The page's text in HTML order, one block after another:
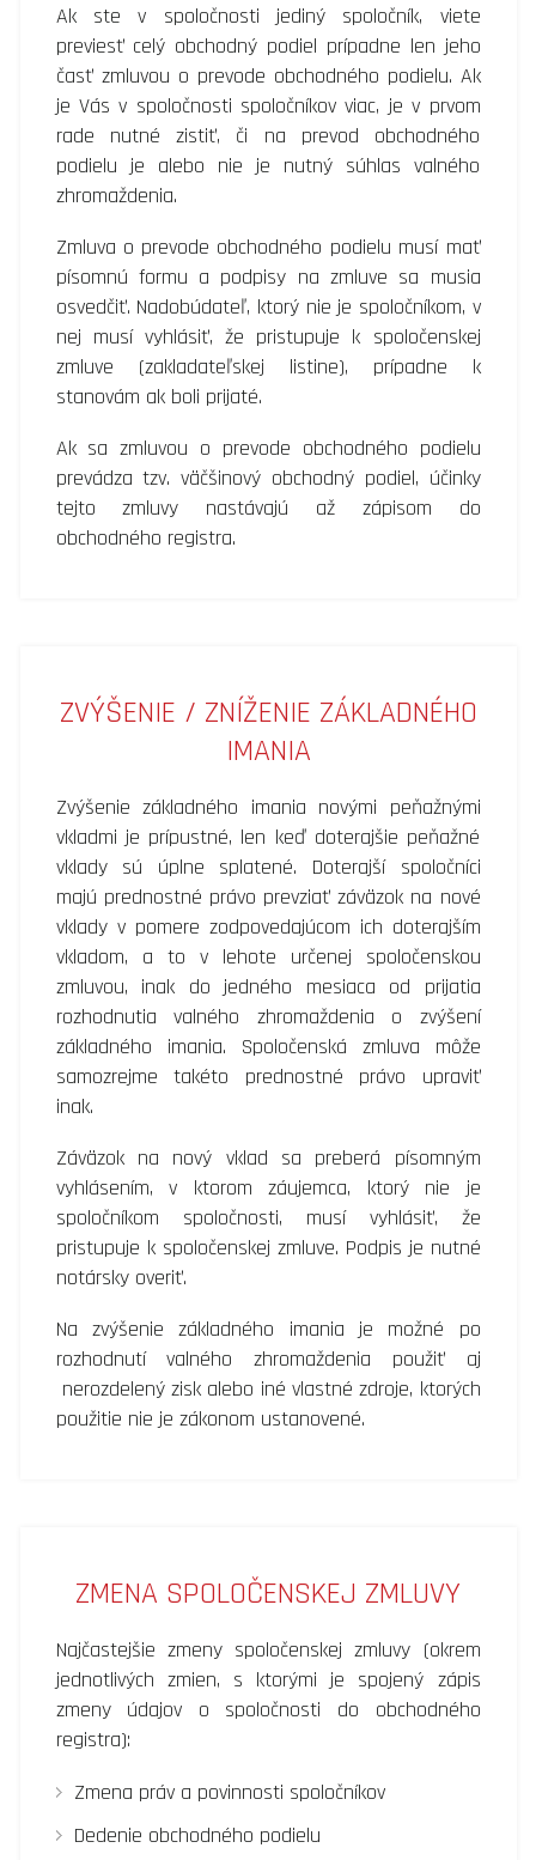
Ak ste v spoločnosti jediný spoločník, viete
previesť celý obchodný podiel prípadne len jeho
časť zmluvou o prevode obchodného podielu. Ak
je Vás v spoločnosti spoločníkov viac, je v prvom
rade nutné zistiť, či na prevod obchodného
podielu je alebo nie je nutný súhlas valného
zhromaždenia.
Zmluva o prevode obchodného podielu musí mať
písomnú formu a podpisy na zmluve sa musia
osvedčiť. Nadobúdateľ, ktorý nie je spoločníkom, v
nej musí vyhlásiť, že pristupuje k spoločenskej
zmluve (zakladateľskej listine), prípadne k
stanovám ak boli prijaté.
Ak sa zmluvou o prevode obchodného podielu
prevádza tzv. väčšinový obchodný podiel, účinky
tejto zmluvy nastávajú až zápisom do
obchodného registra.
ZVÝŠENIE / ZNÍŽENIE ZÁKLADNÉHO
IMANIA
Zvýšenie základného imania novými peňažnými
vkladmi je prípustné, len keď doterajšie peňažné
vklady sú úplne splatené. Doterajší spoločníci
majú prednostné právo prevziať záväzok na nové
vklady v pomere zodpovedajúcom ich doterajším
vkladom, a to v lehote určenej spoločenskou
zmluvou, inak do jedného mesiaca od prijatia
rozhodnutia valného zhromaždenia o zvýšení
základného imania. Spoločenská zmluva môže
samozrejme takéto prednostné právo upraviť
inak.
Záväzok na nový vklad sa preberá písomným
vyhlásením, v ktorom záujemca, ktorý nie je
spoločníkom spoločnosti, musí vyhlásiť, že
pristupuje k spoločenskej zmluve. Podpis je nutné
notársky overiť.
Na zvýšenie základného imania je možné po
rozhodnutí valného zhromaždenia použiť aj
nerozdelený zisk alebo iné vlastné zdroje, ktorých
použitie nie je zákonom ustanovené.
ZMENA SPOLOČENSKEJ ZMLUVY
Najčastejšie zmeny spoločenskej zmluvy (okrem
jednotlivých zmien, s ktorými je spojený zápis
zmeny údajov o spoločnosti do obchodného
registra):
Zmena práv a povinnosti spoločníkov
Dedenie obchodného podielu